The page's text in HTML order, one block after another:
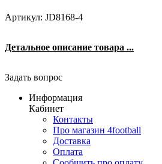
Артикул: JD8168-4
Детальное описание товара ...
Задать вопрос
Информация
Кабинет
Контакты
Про магазин 4football
Доставка
Оплата